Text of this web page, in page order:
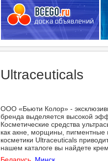
Ultraceuticals
ООО «Бьюти Колор» -
бренда выделяется высокой
Косметические средства
как акне, морщины, пигментные
косметики Ultraceuticals
нашем каталоге вы найдете